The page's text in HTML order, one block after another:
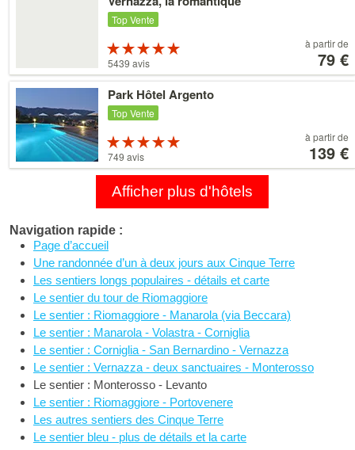
Top Vente
5 étoiles sur 5
5439 avis
79 €
à partir de
79 €
Park Hôtel Argento
Top Vente
5 étoiles sur 5
749 avis
139 €
à partir de
139 €
Voir
détails
Afficher plus d'hôtels
Navigation rapide :
Page d’accueil
Une randonnée d’un à deux jours aux Cinque Terre
Les sentiers longs populaires - détails et carte
Le sentier du tour de Riomaggiore
Le sentier : Riomaggiore - Manarola (via Beccara)
Le sentier : Manarola - Volastra - Corniglia
Le sentier : Corniglia - San Bernardino - Vernazza
Le sentier : Vernazza - deux sanctuaires - Monterosso
Le sentier : Monterosso - Levanto
Le sentier : Riomaggiore - Portovenere
Les autres sentiers des Cinque Terre
Le sentier bleu - plus de détails et la carte